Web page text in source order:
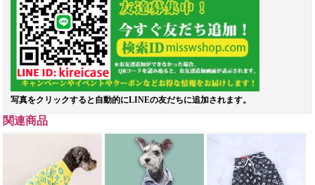
写真をクリックすると自動的にLINEの友だちに追加されます。
関連商品